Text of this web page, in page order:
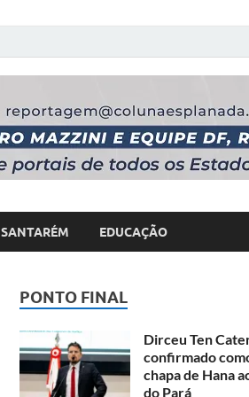
SANTARÉM EDUCAÇÃO
PONTO FINAL
Dirceu Ten
confirmado
chapa de Hana
do Pará